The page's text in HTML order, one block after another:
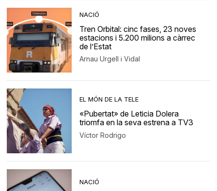
NACIÓ
Tren Orbital: cinc fases, 23 noves
estacions i 5.200 milions a càrrec
de l’Estat
Arnau Urgell i Vidal
EL MÓN DE LA TELE
«Pubertat» de Leticia Dolera
triomfa en la seva estrena a TV3
Víctor Rodrigo
NACIÓ